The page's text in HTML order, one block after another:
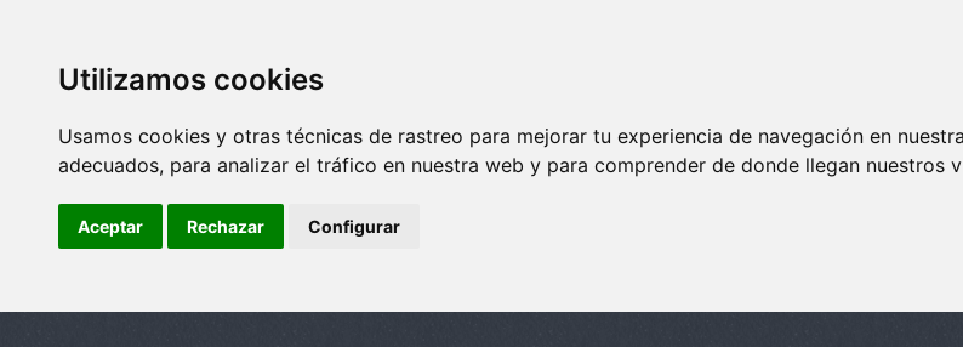
Utilizamos cookies
Usamos cookies y otras técnicas de rastreo para mejorar tu experiencia de navegación en
adecuados, para analizar el tráfico en nuestra web y para comprender de donde llegan nuestros
Aceptar Rechazar Configurar